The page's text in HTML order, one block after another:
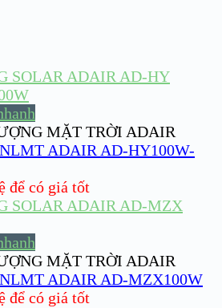
MẶT TRỜI ADAIR
ADAIR AD-HY100W-
để có giá tốt
MẶT TRỜI ADAIR
ADAIR AD-MZX100W
để có giá tốt